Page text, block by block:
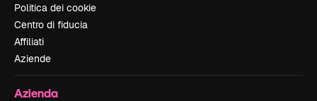
Politica dei cookie
Centro di fiducia
Affiliati
Aziende
Azienda